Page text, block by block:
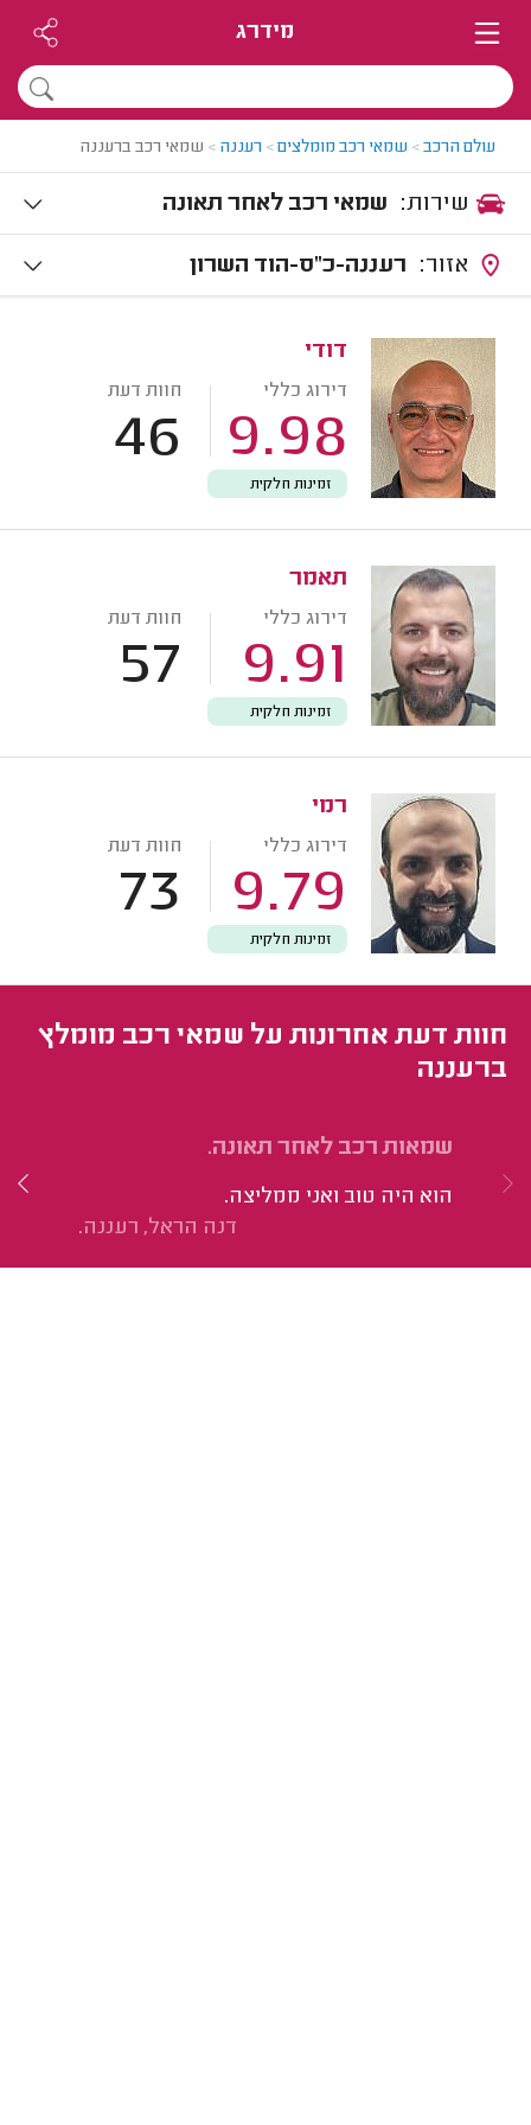
מידרג
עולם הרכב> שמאי רכב מומלצים> רעננה > שמאי רכב ברעננה
שמאי רכב לאחר תאונה
רעננה-כ"ס-הוד השרון
דודי
דירוג כללי
9.98
חוות דעת
46
זמינות חלקית
תאמר
דירוג כללי
9.91
חוות דעת
57
זמינות חלקית
רמי
דירוג כללי
9.79
חוות דעת
73
זמינות חלקית
חוות דעת אחרונות על שמאי רכב מומלץ
ברעננה
שמאות רכב לאחר תאונה.
הוא היה טוב ואני ממליצה.
דנה הראל, רעננה.